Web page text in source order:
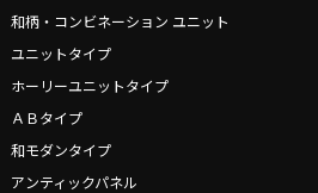
和柄・コンビネーション ユニット
ユニットタイプ
ホーリーユニットタイプ
ＡＢタイプ
和モダンタイプ
アンティックパネル